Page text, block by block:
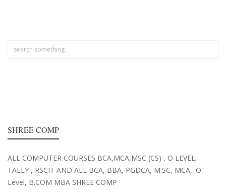
SHREE COMP
ALL COMPUTER COURSES BCA,MCA,MSC (CS) , O LEVEL,
TALLY , RSCIT AND ALL BCA, BBA, PGDCA, M.SC, MCA, 'O'
Level, B.COM MBA SHREE COMP